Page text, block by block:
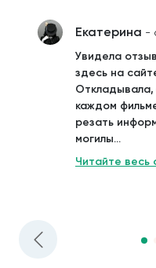
Екатерина -
Увидела
здесь на
Откладывала,
каждом
резать
могилы...
Читайте весь